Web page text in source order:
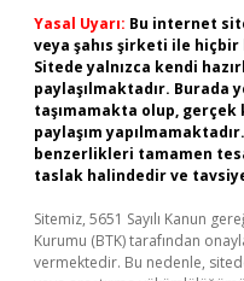
Yasal Uyarı: Bu internet
veya şahıs şirketi ile hiçbir
Sitede yalnızca kendi
paylaşılmaktadır.
taşımamakta olup,
paylaşım
benzerlikleri tamamen
taslak halindedir ve
Sitemiz, 5651 Sayılı Kanun
Kurumu (BTK) tarafından
vermektedir. Bu nedenle,